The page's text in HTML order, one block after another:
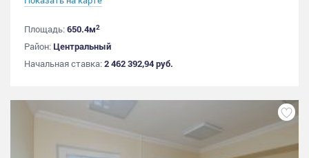
Площадь:650.4м2
Район: Центральный
Начальная ставка:2 462 392,94 руб.